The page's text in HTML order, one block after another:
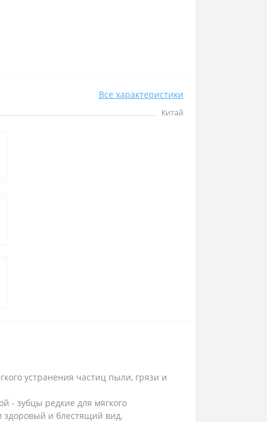
Все характеристики
Китай
устранения частиц пыли, грязи и
- зубцы редкие для мягкого
здоровый и блестящий вид.